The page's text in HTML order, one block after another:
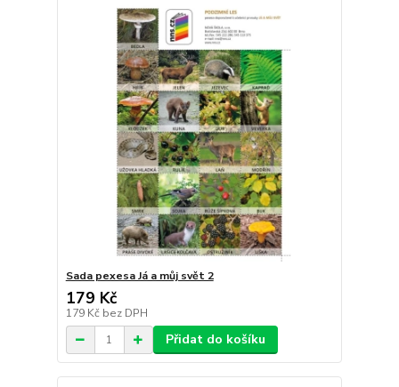
Sada pexesa Já a můj svět 2
179 Kč
179 Kč bez DPH
Přidat do košíku